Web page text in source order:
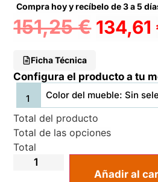
Compra hoy y recíbelo de 3 a 5
151,25€ 134,61
Ficha Técnica
Configura el producto a tu
Color del mueble: Sin
Total del producto
Total de las opciones
Total
Añadir al